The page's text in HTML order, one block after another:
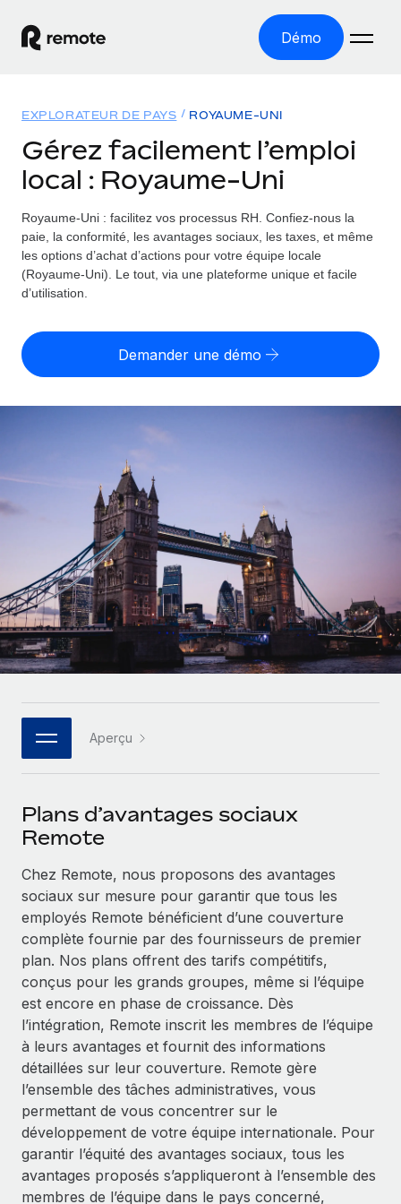
Démo
EMPLOI À L’INTERNATIONAL
Paie multipays
Gérez la paie facilement et en toute conformité
Employer of record
Développez-vous à l’international sans frais liés aux
Pilotage 360 des freelances
Gestion des freelances
Intégrez et gérez vos freelances partout dans le monde
Sous-traitez les opérations complexes liées à l’emploi
INFRASTRUCTURE
Intégration Remote
Intégrez vos RH aux flux de travail en toute simplicité
Plateforme
Des fonctions RH clés intégrées pour votre équipe
notre MCP
Intégrations
Demandez aux experts
Recevez des conseils d’experts sur les RH à
l’international et la conformité
Contrôles d’antécédents
Simplifiez vos processus de présélection des
candidats
Remote Watchtower
Gardez un temps d’avance sur les risques en
matière de conformité
Gestion des appareils
Achetez et suivez vos équipements informatiques
dans le monde entier
Solutions
COUVERTURE MONDIALE
Explorateur de pays
Toutes les informations sur l’emploi à l’international,
pays par pays
Explorateur des États-Unis (par État)
Simplifiez l’embauche à travers les différents États des
États-Unis
CROISSANCE
Start-ups
Des solutions agiles et internationales pour les RH et la
paie des entreprises en pleine croissance
Entreprises intermédiaires
Développez vos équipes avec des solutions RH sur
mesure
Les RH à l’international pour les grandes entreprises
TRAVAILLONS ENSEMBLE
Intégrez les RH à l’international de manière flexible
Explorez avec nous vos opportunités de partenariat
Remote Build
Bientôt disponible
Conseil en intégrations et automatisations assistées par
l’IA
ÉTUDES DE CAS
Comment Weaviate, l'as de l'IA, a développé
ses effectifs de 120 % avec Remote
Weaviate en bref Weaviate crée des infrastructures open
En savoir plus
Ressources
OUTILS & CALCULATEURS
Outil de calcul du risque de requalification de
Calculateur du coût des employés
Calculateur de paiement des freelances
Découvrez les devises disponibles et les vitesses de
paiement pour vos freelances internationaux
APPRENDRE AVEC REMOTE
Recherche et guides
Études de cas
Glossaire RH
Descriptions de postes
Webinaires
Événements
Salle de presse
Données sur les salaires et les talents
Centre de ressources
Obtenir de l’aide
Voir toutes les ressources
BLOG
EOR et PEO
Gestion des freelances
Taxes
Tarification
Français
Español
Italiano
Português (Portugal)
한국어
Connexion
EXPLORATEUR DE PAYS ROYAUME-UNI
Gérez facilement l’emploi
local : Royaume-Uni
Royaume-Uni : facilitez vos processus RH. Confiez-nous la
paie, la conformité, les avantages sociaux, les taxes, et même
les options d’achat d’actions pour votre équipe locale
(Royaume-Uni). Le tout, via une plateforme unique et facile
d’utilisation.
Demander une démo
Aperçu
Plans d’avantages sociaux
Remote
Chez Remote, nous proposons des avantages
sociaux sur mesure pour garantir que tous les
employés Remote bénéficient d’une couverture
complète fournie par des fournisseurs de premier
plan. Nos plans offrent des tarifs compétitifs,
conçus pour les grands groupes, même si l’équipe
est encore en phase de croissance. Dès
l’intégration, Remote inscrit les membres de l’équipe
à leurs avantages et fournit des informations
détaillées sur leur couverture. Remote gère
l’ensemble des tâches administratives, vous
permettant de vous concentrer sur le
développement de votre équipe internationale. Pour
garantir l’équité des avantages sociaux, tous les
avantages proposés s’appliqueront à l’ensemble des
membres de l’équipe dans le pays concerné,